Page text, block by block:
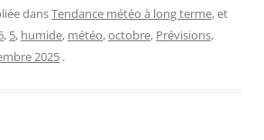
dansTendance météo à long terme, et
, 5, humide, météo,octobre, Prévisions,
2025 .